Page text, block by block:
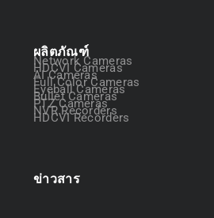
ผลิตภัณฑ์
Network Cameras
HDCVI Cameras
AI Cameras
Full Color Cameras
Eyeball Cameras
Bullet Cameras
PTZ Cameras
NVR Recorders
HDCVI Recorders
ข่าวสาร